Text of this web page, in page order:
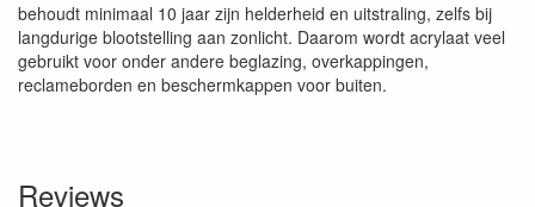
behoudt minimaal 10 jaar zijn helderheid en uitstraling, zelfs bij
langdurige blootstelling aan zonlicht. Daarom wordt acrylaat veel
gebruikt voor onder andere beglazing, overkappingen,
reclameborden en beschermkappen voor buiten.
Reviews